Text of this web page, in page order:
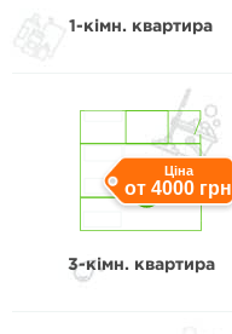
1-кімн. квартира
Ціна
от 4000 грн
3-кімн. квартира